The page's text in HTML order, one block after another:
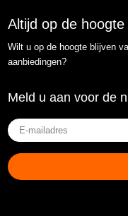
Altijd op de
Wilt u op de hoogte blijven
aanbiedingen?
Meld u aan voor de
E-
mailadres(Vereist)